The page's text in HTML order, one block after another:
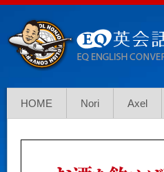
HOME Nori Axel